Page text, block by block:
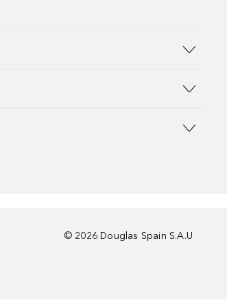
© 2026 Douglas Spain S.A.U